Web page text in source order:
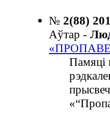
№ 2(88)
Аўтар -
Памяці